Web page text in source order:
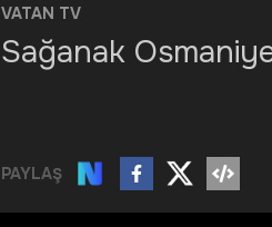
VATAN TV
Sağanak
PAYLAŞ